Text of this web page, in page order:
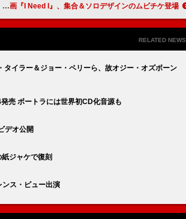
INIのドキュメンタリー映画『I Need I』、集合＆ソロデザインのムビチケ登場
RELATED NEWS
タイラー＆ジョー・ペリーら、故オジー・オズボーン
売 ボートラには世界初CD化音源も
デオ公開
ジャケで復刻
ス・ピュー出演